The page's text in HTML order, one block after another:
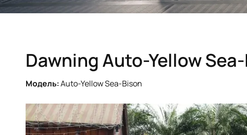
Dawning Auto-Yellow
Модель:Auto-Yellow Sea-Bison